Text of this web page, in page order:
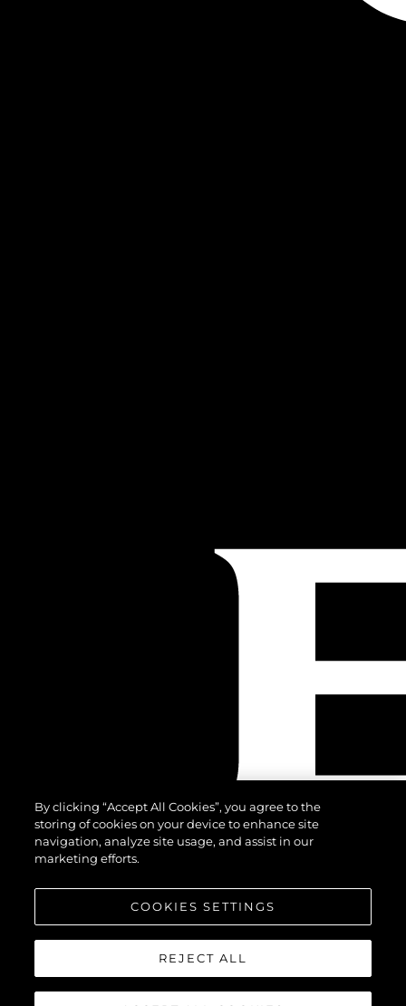
By clicking “Accept All Cookies”, you agree to the
storing of cookies on your device to enhance site
navigation, analyze site usage, and assist in our
marketing efforts.
COOKIES SETTINGS
REJECT ALL